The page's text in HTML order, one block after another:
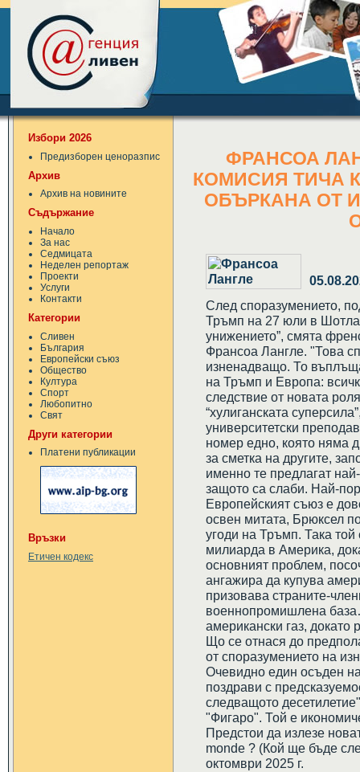
Избори 2026
Предизборен ценоразпис
Архив
Архив на новините
Съдържание
Начало
За нас
Седмицата
Неделен репортаж
Проекти
Услуги
Контакти
Категории
Сливен
България
Европейски съюз
Общество
Култура
Спорт
Любопитно
Свят
Други категории
Платени публикации
Връзки
Етичен кодекс
ФРАНСОА
КОМИСИЯ ТИЧА
ОБЪРКАНА ОТ
След споразумението,
Тръмп на 27 юли в
унижението”, смята
Франсоа Лангле. "Това
изненадващо. То
на Тръмп и Европа:
следствие от новата
“хулиганската
университетски
номер едно, която няма
за сметка на другите,
именно те предлагат
защото са слаби. Най-
Европейският съюз е
освен митата, Брюксел
угоди на Тръмп. Така
милиарда в Америка,
основният проблем,
ангажира да купува
призовава страните-
военнопромишлена
американски газ, докато
Що се отнася до
от споразумението на
Очевидно един осъден
поздрави с
следващото
"Фигаро". Той е
Предстои да излезе
monde ? (Кой ще бъде
октомври 2025 г.